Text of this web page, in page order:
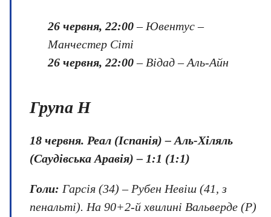
26 червня, 22:00– Ювентус –
Манчестер Сіті
26 червня, 22:00– Відад – Аль-Айн
Група H
18 червня. Реал (Іспанія) – Аль-Хіляль
(Саудівська Аравія) – 1:1 (1:1)
Голи: Гарсія (34) – Рубен Невіш (41, з
пенальті). На 90+2-й хвилині Вальверде (Р)